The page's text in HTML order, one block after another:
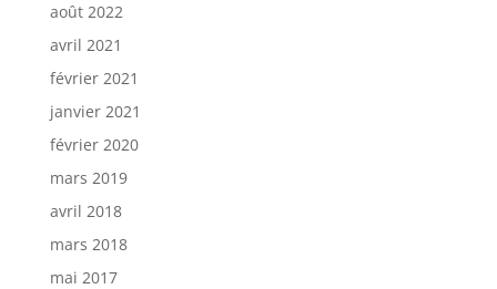
août 2022
avril 2021
février 2021
janvier 2021
février 2020
mars 2019
avril 2018
mars 2018
mai 2017